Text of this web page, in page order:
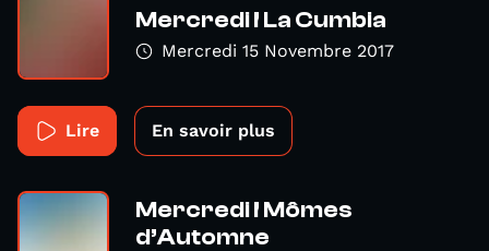
Mercredi ! La Cumbia
Mercredi 15 Novembre 2017
Lire En savoir plus
Mercredi ! Mômes
d’Automne